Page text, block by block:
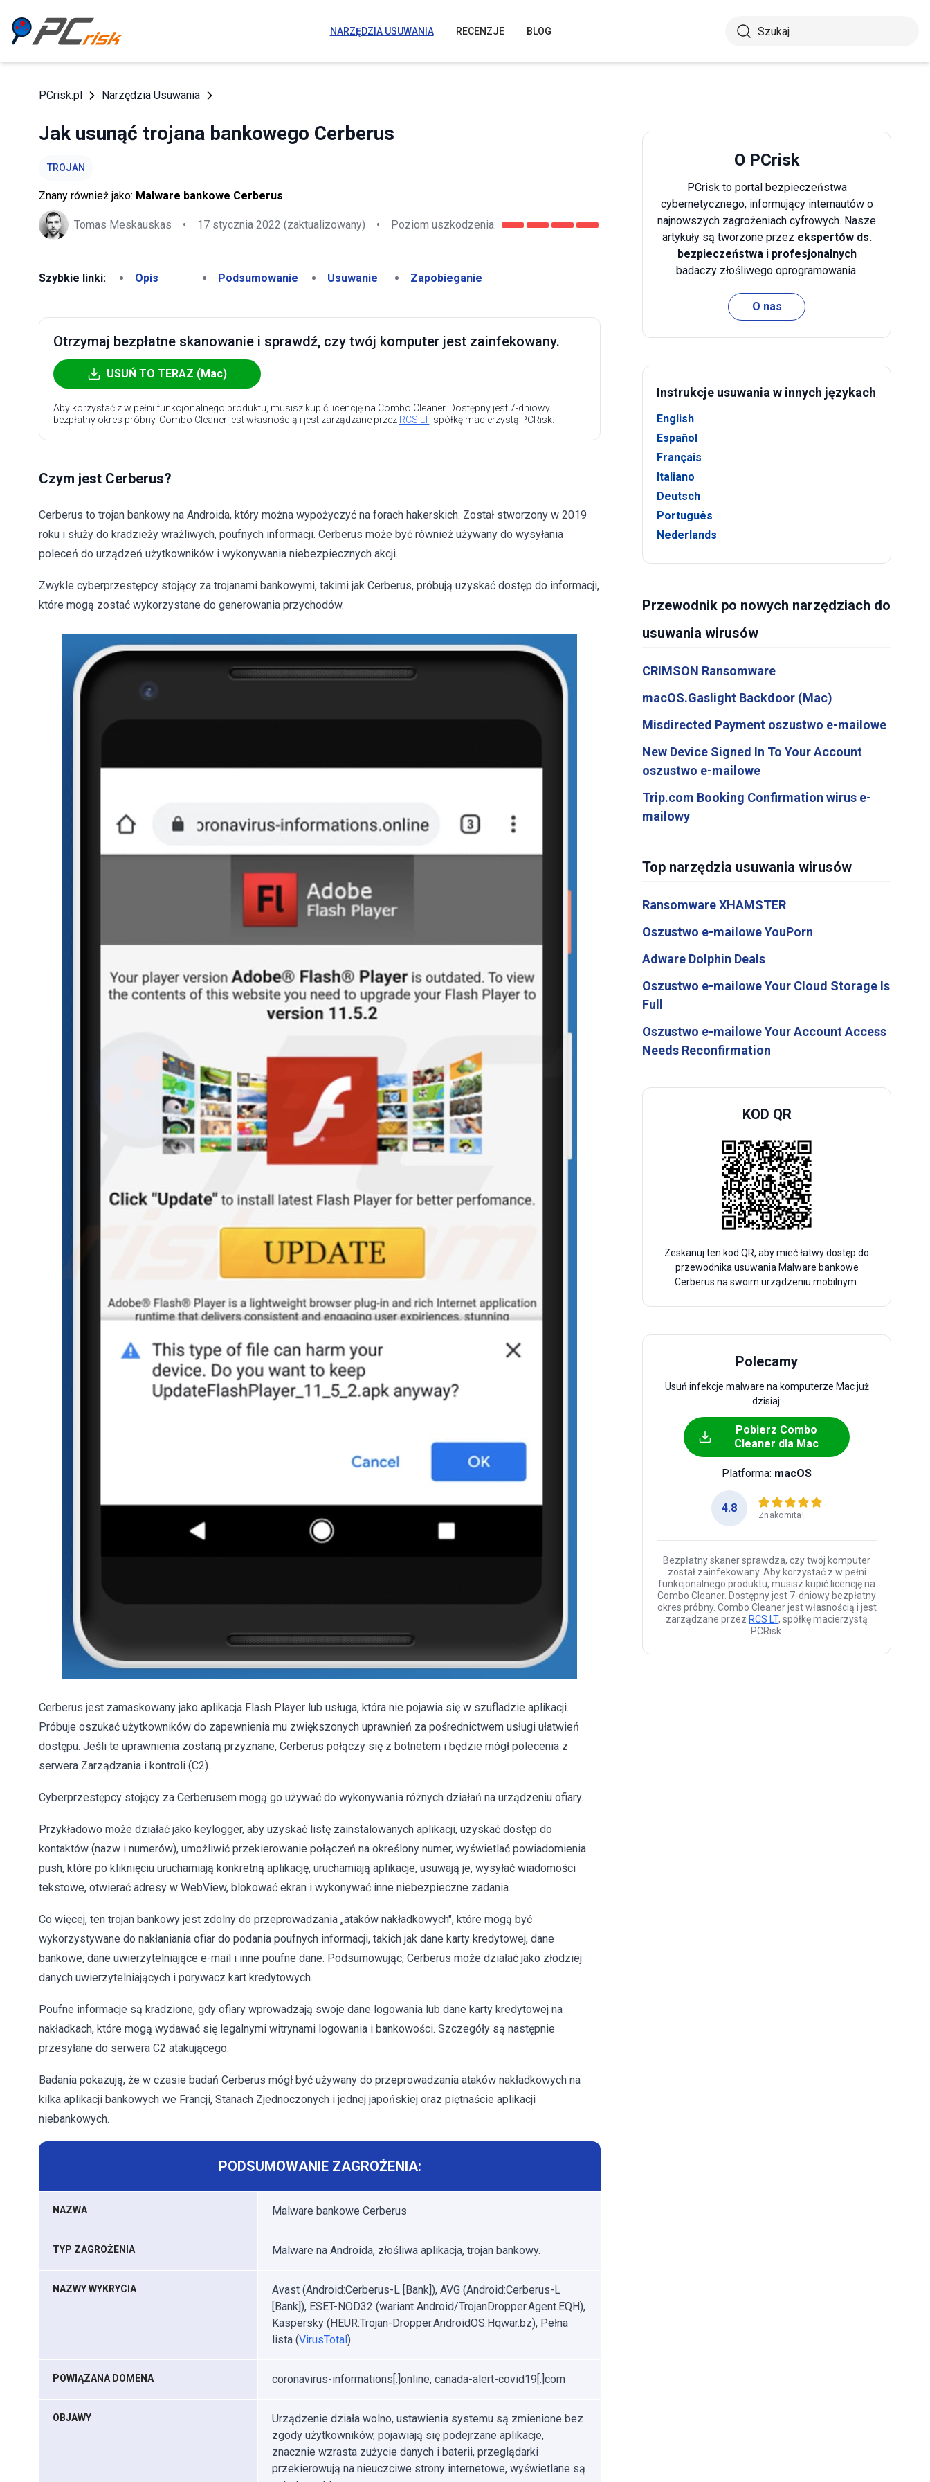
NARZĘDZIA USUWANIA RECENZJE BLOG
PCrisk.pl Narzędzia Usuwania
Jak usunąć trojana bankowego Cerberus
TROJAN
Znany również jako: Malware bankowe Cerberus
Tomas Meskauskas • 17 stycznia 2022 (zaktualizowany) • Poziom uszkodzenia:
Szybkie linki: Opis Podsumowanie Usuwanie Zapobieganie
Otrzymaj bezpłatne skanowanie i sprawdź, czy twój komputer jest zainfekowany.
USUŃ TO TERAZ (Mac)
Aby korzystać z w pełni funkcjonalnego produktu, musisz kupić licencję na Combo Cleaner. Dostępny jest 7-dniowy
bezpłatny okres próbny. Combo Cleaner jest własnością i jest zarządzane przez RCS LT, spółkę macierzystą PCRisk.
Czym jest Cerberus?
Cerberus to trojan bankowy na Androida, który można wypożyczyć na forach hakerskich. Został stworzony w 2019
roku i służy do kradzieży wrażliwych, poufnych informacji. Cerberus może być również używany do wysyłania
poleceń do urządzeń użytkowników i wykonywania niebezpiecznych akcji.
Zwykle cyberprzestępcy stojący za trojanami bankowymi, takimi jak Cerberus, próbują uzyskać dostęp do informacji,
które mogą zostać wykorzystane do generowania przychodów.
Cerberus jest zamaskowany jako aplikacja Flash Player lub usługa, która nie pojawia się w szufladzie aplikacji.
Próbuje oszukać użytkowników do zapewnienia mu zwiększonych uprawnień za pośrednictwem usługi ułatwień
dostępu. Jeśli te uprawnienia zostaną przyznane, Cerberus połączy się z botnetem i będzie mógł polecenia z
serwera Zarządzania i kontroli (C2).
Cyberprzestępcy stojący za Cerberusem mogą go używać do wykonywania różnych działań na urządzeniu ofiary.
Przykładowo może działać jako keylogger, aby uzyskać listę zainstalowanych aplikacji, uzyskać dostęp do
kontaktów (nazw i numerów), umożliwić przekierowanie połączeń na określony numer, wyświetlać powiadomienia
push, które po kliknięciu uruchamiają konkretną aplikację, uruchamiają aplikacje, usuwają je, wysyłać wiadomości
tekstowe, otwierać adresy w WebView, blokować ekran i wykonywać inne niebezpieczne zadania.
Co więcej, ten trojan bankowy jest zdolny do przeprowadzania „ataków nakładkowych", które mogą być
wykorzystywane do nakłaniania ofiar do podania poufnych informacji, takich jak dane karty kredytowej, dane
bankowe, dane uwierzytelniające e-mail i inne poufne dane. Podsumowując, Cerberus może działać jako złodziej
danych uwierzytelniających i porywacz kart kredytowych.
Poufne informacje są kradzione, gdy ofiary wprowadzają swoje dane logowania lub dane karty kredytowej na
nakładkach, które mogą wydawać się legalnymi witrynami logowania i bankowości. Szczegóły są następnie
przesyłane do serwera C2 atakującego.
Badania pokazują, że w czasie badań Cerberus mógł być używany do przeprowadzania ataków nakładkowych na
kilka aplikacji bankowych we Francji, Stanach Zjednoczonych i jednej japońskiej oraz piętnaście aplikacji
niebankowych.
PODSUMOWANIE ZAGROŻENIA:
NAZWA Malware bankowe Cerberus
TYP ZAGROŻENIA Malware na Androida, złośliwa aplikacja, trojan bankowy.
NAZWY WYKRYCIA
Avast (Android:Cerberus-L [Bank]), AVG (Android:Cerberus-L
[Bank]), ESET-NOD32 (wariant Android/TrojanDropper.Agent.EQH),
Kaspersky (HEUR:Trojan-Dropper.AndroidOS.Hqwar.bz), Pełna
lista (VirusTotal)
POWIĄZANA DOMENA coronavirus-informations[.]online, canada-alert-covid19[.]com
OBJAWY
Urządzenie działa wolno, ustawienia systemu są zmienione bez
zgody użytkowników, pojawiają się podejrzane aplikacje,
znacznie wzrasta zużycie danych i baterii, przeglądarki
przekierowują na nieuczciwe strony internetowe, wyświetlane są
O PCrisk
PCrisk to portal bezpieczeństwa
cybernetycznego, informujący internautów o
najnowszych zagrożeniach cyfrowych. Nasze
artykuły są tworzone przez ekspertów ds.
bezpieczeństwai profesjonalnych
badaczy złośliwego oprogramowania.
O nas
Instrukcje usuwania w innych językach
English
Español
Français
Italiano
Deutsch
Português
Nederlands
Przewodnik po nowych narzędziach do
usuwania wirusów
CRIMSON Ransomware
macOS.Gaslight Backdoor (Mac)
Misdirected Payment oszustwo e-mailowe
New Device Signed In To Your Account
oszustwo e-mailowe
Trip.com Booking Confirmation wirus e-
mailowy
Top narzędzia usuwania wirusów
Ransomware XHAMSTER
Oszustwo e-mailowe YouPorn
Adware Dolphin Deals
Oszustwo e-mailowe Your Cloud Storage Is
Full
Oszustwo e-mailowe Your Account Access
Needs Reconfirmation
KOD QR
Zeskanuj ten kod QR, aby mieć łatwy dostęp do
przewodnika usuwania Malware bankowe
Cerberus na swoim urządzeniu mobilnym.
Polecamy
Usuń infekcje malware na komputerze Mac już
dzisiaj:
Pobierz Combo
Cleaner dla Mac
Platforma: macOS
4.8
Znakomita!
Bezpłatny skaner sprawdza, czy twój komputer
został zainfekowany. Aby korzystać z w pełni
funkcjonalnego produktu, musisz kupić licencję na
Combo Cleaner. Dostępny jest 7-dniowy bezpłatny
okres próbny. Combo Cleaner jest własnością i jest
zarządzane przez RCS LT, spółkę macierzystą
PCRisk.